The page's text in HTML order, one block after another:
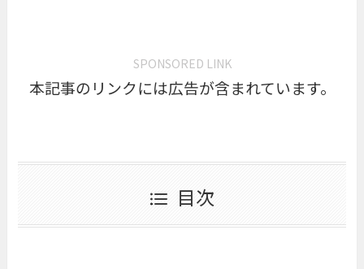
SPONSORED LINK
本記事のリンクには広告が含まれています。
目次